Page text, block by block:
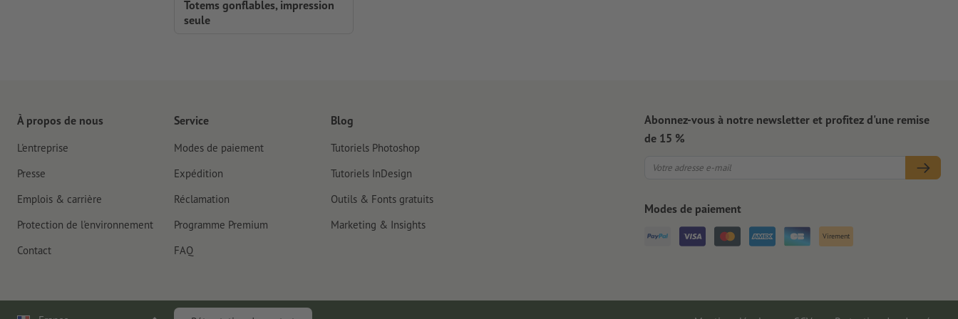
Totems gonflables, impression
seule
À propos de nous
L'entreprise
Presse
Emplois & carrière
Protection de l'environnement
Contact
Service
Modes de paiement
Expédition
Réclamation
Programme Premium
FAQ
Blog
Tutoriels Photoshop
Tutoriels InDesign
Outils & Fonts gratuits
Marketing & Insights
Abonnez-vous à notre newsletter et profitez d'une remise
de 15 %
Modes de paiement
Virement